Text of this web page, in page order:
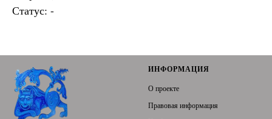
Статус: -
ИНФОРМАЦИЯ
О проекте
Правовая информация